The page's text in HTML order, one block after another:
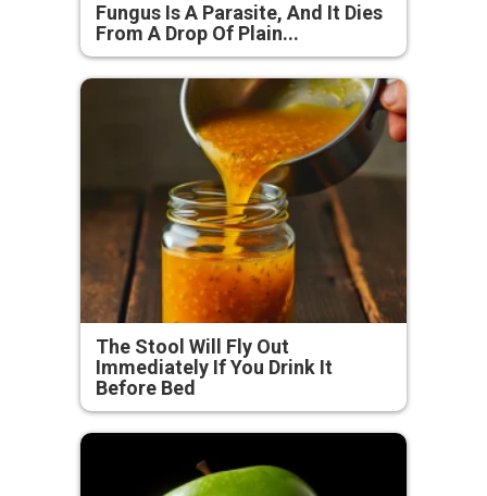
Fungus Is A Parasite, And It Dies
From A Drop Of Plain...
The Stool Will Fly Out
Immediately If You Drink It
Before Bed